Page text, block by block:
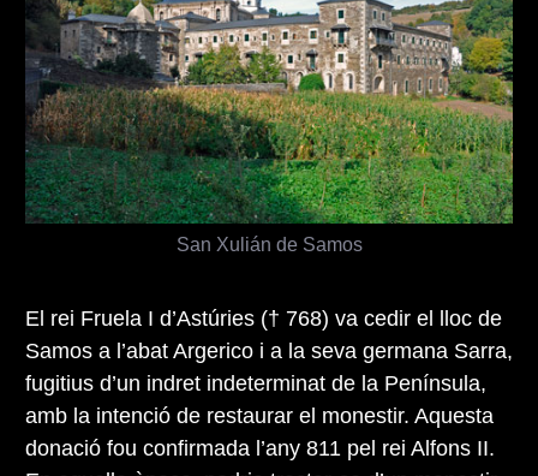
San Xulián de Samos
El rei Fruela I d’Astúries († 768) va cedir el lloc de
Samos a l’abat Argerico i a la seva germana Sarra,
fugitius d’un indret indeterminat de la Península,
amb la intenció de restaurar el monestir. Aquesta
donació fou confirmada l’any 811 pel rei Alfons II.